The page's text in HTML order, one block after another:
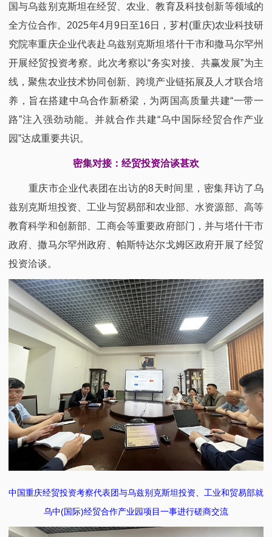
国与乌兹别克斯坦在经贸、农业、教育及科技创新等领域的
全方位合作。2025年4月9日至16日，芗村(重庆)农业科技研
究院率重庆企业代表赴乌兹别克斯坦塔什干市和撒马尔罕州
开展经贸投资考察。此次考察以“务实对接、共赢发展”为主
线，聚焦农业技术协同创新、跨境产业链拓展及人才联合培
养，旨在搭建中乌合作新桥梁，为两国高质量共建“一带一
路”注入强劲动能。并就合作共建“乌中国际经贸合作产业
园”达成重要共识。
密集对接：经贸投资洽谈甚欢
重庆市企业代表团在出访的8天时间里，密集拜访了乌
兹别克斯坦投资、工业与贸易部和农业部、水资源部、高等
教育科学和创新部、工商会等重要政府部门，并与塔什干市
政府、撒马尔罕州政府、帕斯特达尔戈姆区政府开展了经贸
投资洽谈。
中国重庆经贸投资考察代表团与乌兹别克斯坦投资、工业和贸易部就
乌中(国际)经贸合作产业园项目一事进行磋商交流